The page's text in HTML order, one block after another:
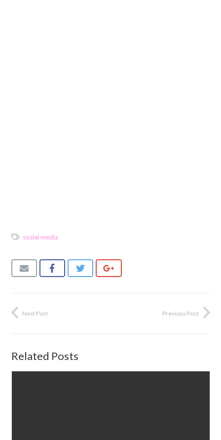
sosial media
Previous Post
Next Post
Related Posts